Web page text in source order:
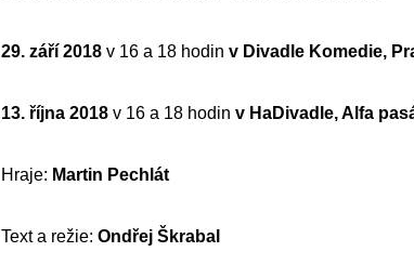
29. září 2018 v 16 a 18 hodin v Divadle Komedie,
13. října 2018 v 16 a 18 hodin v HaDivadle, Alfa
Hraje: Martin Pechlát
Text a režie: Ondřej Škrabal